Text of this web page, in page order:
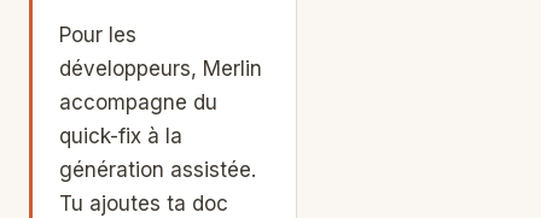
Pour les
développeurs, Merlin
accompagne du
quick-fix à la
génération assistée.
Tu ajoutes ta doc